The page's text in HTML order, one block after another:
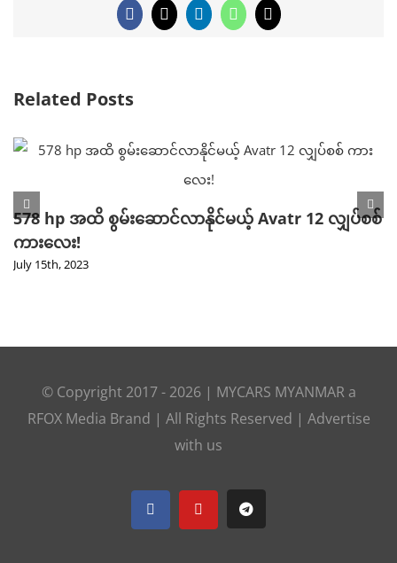
Facebook
X LinkedInWhatsApp
Email
Related Posts
578 hp အထိ စွမ်းဆောင်လာနိုင်မယ့် Avatr 12 လျှပ်စစ်
ကားလေး!
July 15th, 2023
© Copyright 2017 - 2026 | MYCARS MYANMARa
RFOX Media Brand | All Rights Reserved | Advertise
with us
FacebookYouTubeTelegram